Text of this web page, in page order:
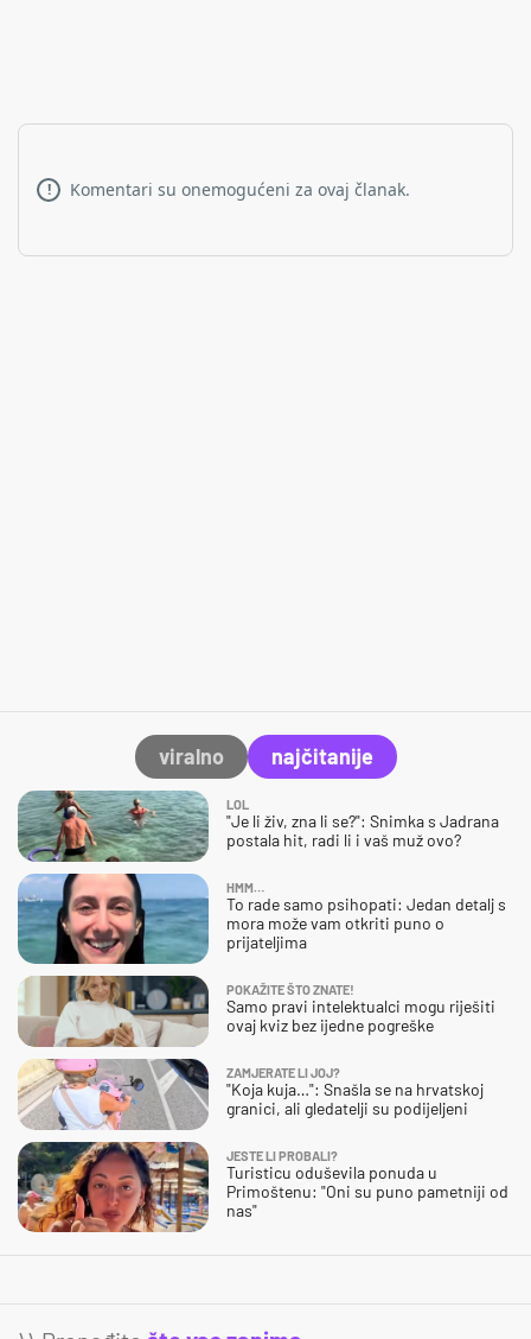
! Komentari su onemogućeni za ovaj članak.
viralno najčitanije
LOL
"Je li živ, zna li se?": Snimka s Jadrana
postala hit, radi li i vaš muž ovo?
HMM…
To rade samo psihopati: Jedan detalj s
mora može vam otkriti puno o
prijateljima
POKAŽITE ŠTO ZNATE!
Samo pravi intelektualci mogu riješiti
ovaj kviz bez ijedne pogreške
ZAMJERATE LI JOJ?
"Koja kuja…": Snašla se na hrvatskoj
granici, ali gledatelji su podijeljeni
JESTE LI PROBALI?
Turisticu oduševila ponuda u
Primoštenu: "Oni su puno pametniji od
nas"